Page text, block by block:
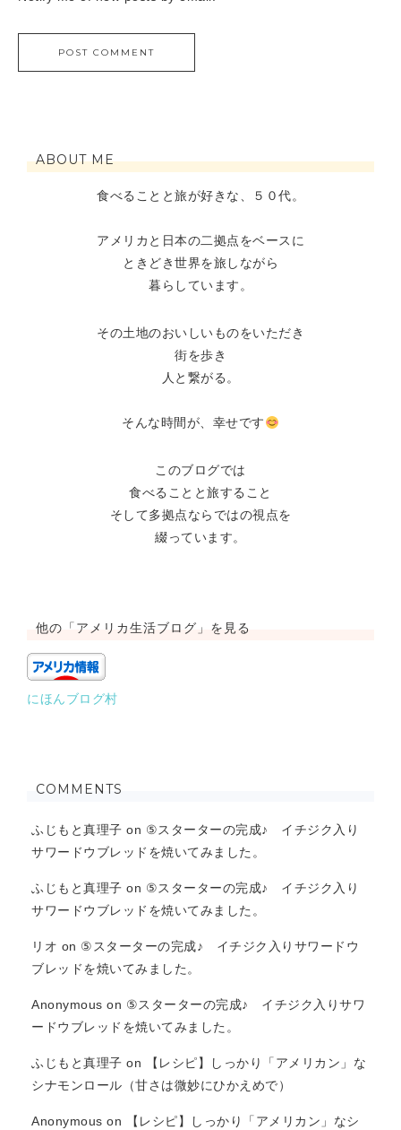
ABOUT ME
食べることと旅が好きな、５０代。
アメリカと日本の二拠点をベースに
ときどき世界を旅しながら
暮らしています。
その土地のおいしいものをいただき
街を歩き
人と繋がる。
そんな時間が、幸せです
このブログでは
食べることと旅すること
そして多拠点ならではの視点を
綴っています。
他の「アメリカ生活ブログ」を見る
にほんブログ村
COMMENTS
ふじもと真理子 on ⑤スターターの完成♪ イチジク入り
サワードウブレッドを焼いてみました。
ふじもと真理子 on ⑤スターターの完成♪ イチジク入り
サワードウブレッドを焼いてみました。
リオ on ⑤スターターの完成♪ イチジク入りサワードウ
ブレッドを焼いてみました。
Anonymous on ⑤スターターの完成♪ イチジク入りサワ
ードウブレッドを焼いてみました。
ふじもと真理子 on
【レシピ】しっかり「アメリカン」な
シナモンロール（甘さは微妙にひかえめで）
Anonymous on
【レシピ】しっかり「アメリカン」なシ